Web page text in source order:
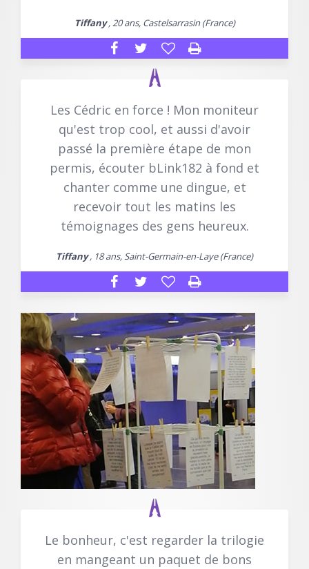
Tiffany, 20 ans, Castelsarrasin (France)
Les Cédric en force ! Mon moniteur
qu'est trop cool, et aussi d'avoir
passé la première étape de mon
permis, écouter bLink182 à fond et
chanter comme une dingue, et
recevoir tout les matins les
témoignages des gens heureux.
Tiffany, 18 ans, Saint-Germain-en-Laye (France)
Le bonheur, c'est regarder la trilogie
en mangeant un paquet de bons